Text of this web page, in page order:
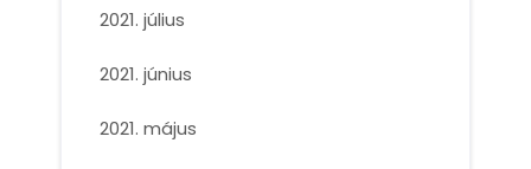
2021. július
2021. június
2021. május